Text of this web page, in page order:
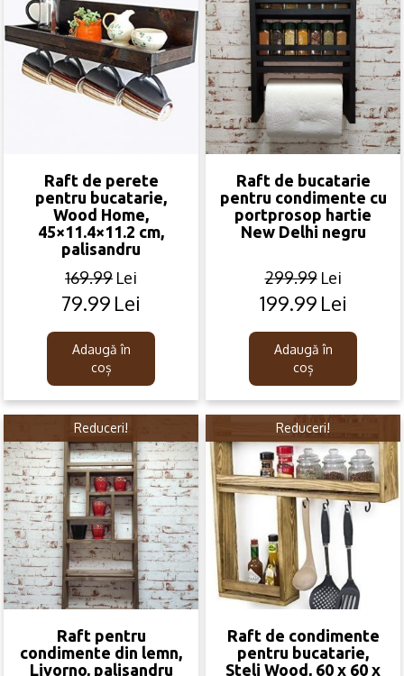
Raft de perete
pentru bucatarie,
Wood Home,
45×11.4×11.2 cm,
palisandru
169.99 Lei
Original
was:
169.99lei.
79.99 Lei
Current
is:
79.99lei.
Adaugă în
coș
Raft de bucatarie
pentru condimente cu
portprosop hartie
New Delhi negru
299.99 Lei
Original
was:
299.99lei.
199.99 Lei
Current
is:
199.99lei.
Adaugă în
coș
Reduceri!
Raft pentru
condimente din lemn,
Livorno, palisandru
Reduceri!
Raft de condimente
pentru bucatarie,
Steli Wood, 60 x 60 x